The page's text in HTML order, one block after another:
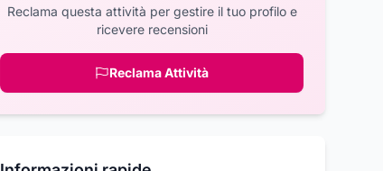
Reclama questa attività per gestire il tuo profilo e
ricevere recensioni
Reclama Attività